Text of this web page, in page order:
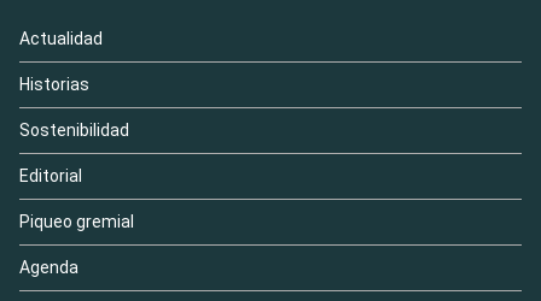
Actualidad
Historias
Sostenibilidad
Editorial
Piqueo gremial
Agenda